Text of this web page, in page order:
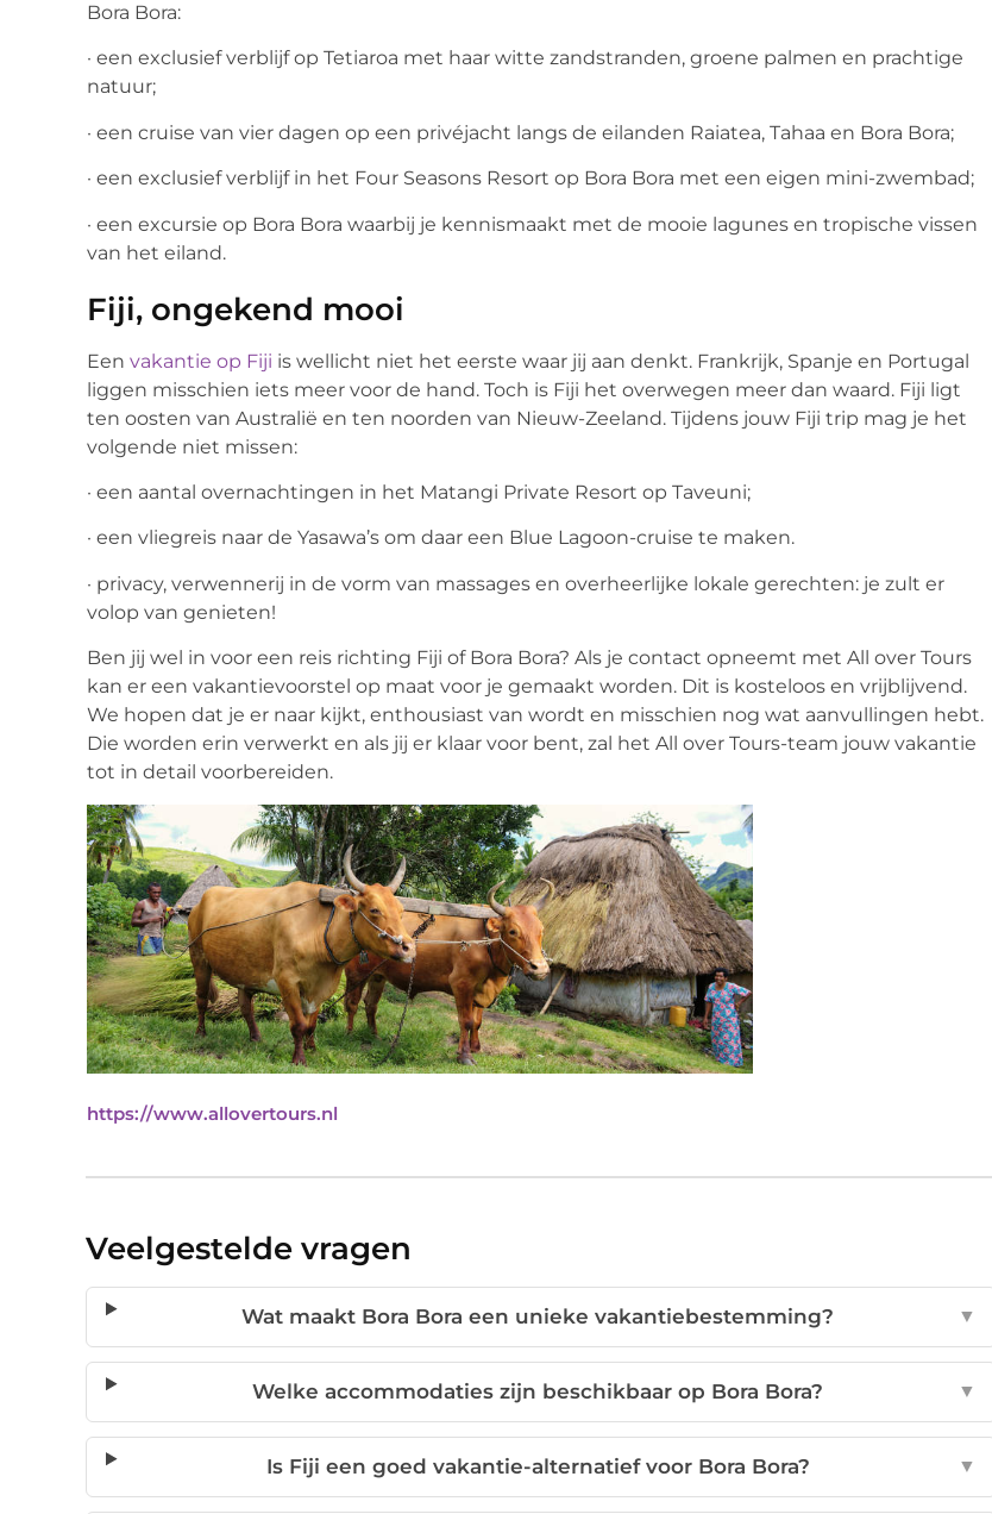
Bora Bora:
· een exclusief verblijf op Tetiaroa met haar witte zandstranden, groene palmen en prachtige
natuur;
· een cruise van vier dagen op een privéjacht langs de eilanden Raiatea, Tahaa en Bora Bora;
· een exclusief verblijf in het Four Seasons Resort op Bora Bora met een eigen mini-zwembad;
· een excursie op Bora Bora waarbij je kennismaakt met de mooie lagunes en tropische vissen
van het eiland.
Fiji, ongekend mooi
Een vakantie op Fiji is wellicht niet het eerste waar jij aan denkt. Frankrijk, Spanje en Portugal
liggen misschien iets meer voor de hand. Toch is Fiji het overwegen meer dan waard. Fiji ligt
ten oosten van Australië en ten noorden van Nieuw-Zeeland. Tijdens jouw Fiji trip mag je het
volgende niet missen:
· een aantal overnachtingen in het Matangi Private Resort op Taveuni;
· een vliegreis naar de Yasawa’s om daar een Blue Lagoon-cruise te maken.
· privacy, verwennerij in de vorm van massages en overheerlijke lokale gerechten: je zult er
volop van genieten!
Ben jij wel in voor een reis richting Fiji of Bora Bora? Als je contact opneemt met All over Tours
kan er een vakantievoorstel op maat voor je gemaakt worden. Dit is kosteloos en vrijblijvend.
We hopen dat je er naar kijkt, enthousiast van wordt en misschien nog wat aanvullingen hebt.
Die worden erin verwerkt en als jij er klaar voor bent, zal het All over Tours-team jouw vakantie
tot in detail voorbereiden.
https://www.allovertours.nl
Veelgestelde vragen
Wat maakt Bora Bora een unieke vakantiebestemming? ▼
Welke accommodaties zijn beschikbaar op Bora Bora? ▼
Is Fiji een goed vakantie-alternatief voor Bora Bora? ▼